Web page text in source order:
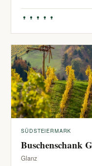
SÜDSTEIERMARK
Buschenschank
Glanz